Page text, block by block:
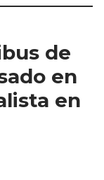
de
en
en